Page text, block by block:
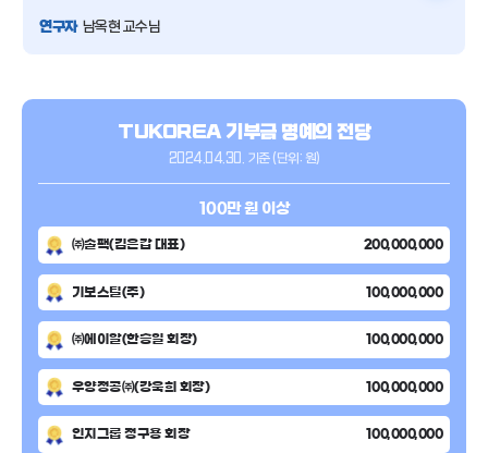
연구자 남옥현 교수님
TUKOREA 기부금 명예의 전당
2024.04.30. 기준 (단위: 원)
100만 원 이상
㈜솔팩(김은갑 대표) 200,000,000
기보스틸(주) 100,000,000
㈜에이알(한승일 회장) 100,000,000
우양정공㈜(강욱희 회장) 100,000,000
인지그룹 정구용 회장 100,000,000